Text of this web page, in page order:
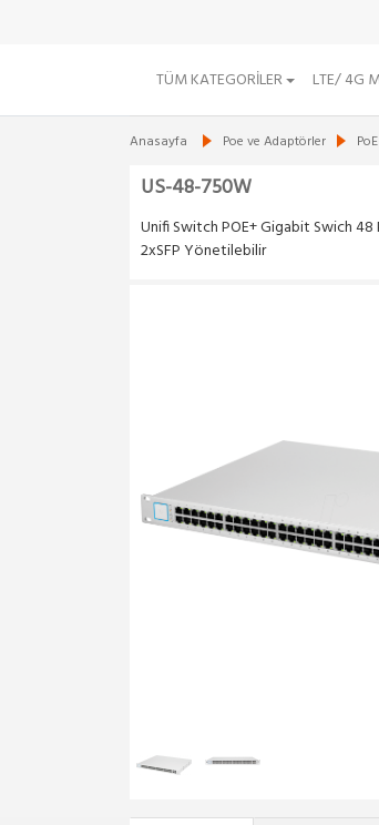
TÜM KATEGORILER LTE/ 4G
Anasayfa Poe ve Adaptörler
US-48-750W
Unifi Switch POE+ Gigabit Swich
2xSFP Yönetilebilir